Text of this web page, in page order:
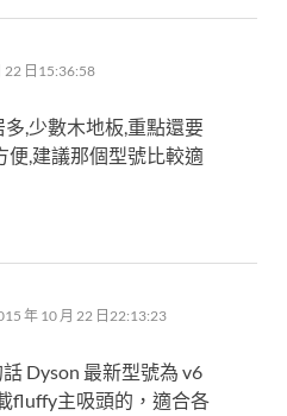
22 日15:36:58
,少數木地板,重點還要
便,建議那個型號比較適
年 10 月 22 日22:13:23
Dyson 最新型號為 v6
fluffy主吸頭的，適合各